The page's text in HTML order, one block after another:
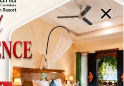
mengapaPantai
menjadi spot surfing
adalah karena karakter
stabil dan tidak terlalu
hari. Hal ini memungkinkan